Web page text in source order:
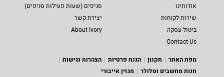
אודותינו
סניפים (שעות פעילות סניפים)
שירות לקוחות
יצירת קשר
ביטול עסקה
About Ivory
Contact Us
מפת האתר
תקנון הגנת פרטיות
הצהרות נגישות
חנות מחשבים וסלולר
מגזין אייבורי